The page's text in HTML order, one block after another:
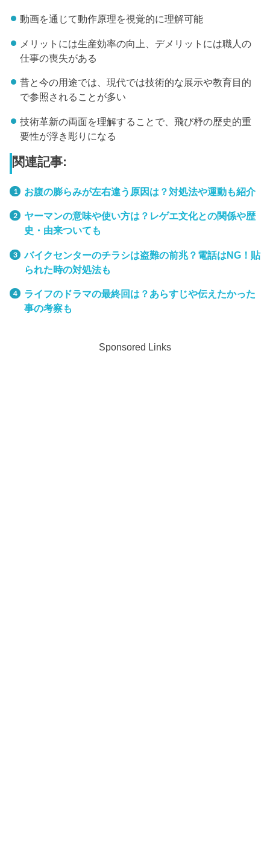
動画を通じて動作原理を視覚的に理解可能
メリットには生産効率の向上、デメリットには職人の
仕事の喪失がある
昔と今の用途では、現代では技術的な展示や教育目的
で参照されることが多い
技術革新の両面を理解することで、飛び杼の歴史的重
要性が浮き彫りになる
関連記事:
お腹の膨らみが左右違う原因は？対処法や運動も紹介
ヤーマンの意味や使い方は？レゲエ文化との関係や歴
史・由来ついても
バイクセンターのチラシは盗難の前兆？電話はNG！貼
られた時の対処法も
ライフのドラマの最終回は？あらすじや伝えたかった
事の考察も
Sponsored Links